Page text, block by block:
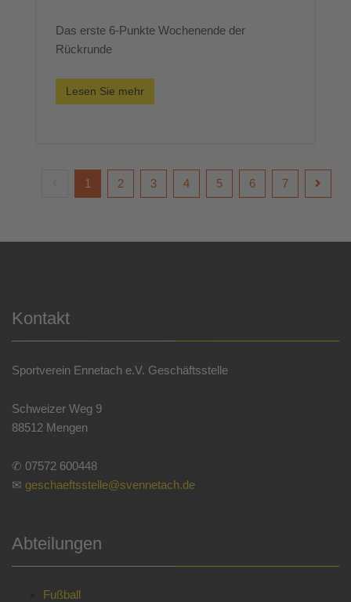
Das erste 6-Punkte Wochenende der
Rückrunde
Lesen Sie mehr
1 2 3 4 5 6 7
Kontakt
Sportverein Ennetach e.V. Geschäftsstelle
Schweizer Weg 9
88512 Mengen
✆ 07572 600448
✉ geschaeftsstelle@svennetach.de
Abteilungen
Fußball